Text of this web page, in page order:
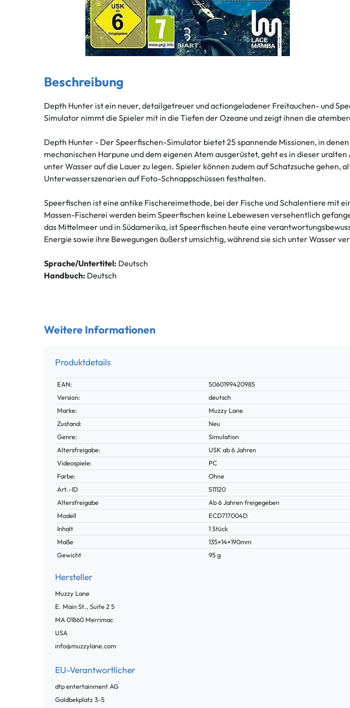
Beschreibung
Depth Hunter ist ein neuer, detailgetreuer und actiongeladener Freitauchen- und
Simulator nimmt die Spieler mit in die Tiefen der Ozeane und zeigt ihnen die
Depth Hunter - Der Speerfischen-Simulator bietet 25 spannende Missionen, in
mechanischen Harpune und dem eigenen Atem ausgerüstet, geht es in dieser
unter Wasser auf die Lauer zu legen. Spieler können zudem auf Schatzsuche
Unterwasserszenarien auf Foto-Schnappschüssen festhalten.
Speerfischen ist eine antike Fischereimethode, bei der Fische und Schalentiere mit
Massen-Fischerei werden beim Speerfischen keine Lebewesen versehentlich
das Mittelmeer und in Südamerika, ist Speerfischen heute eine
Energie sowie ihre Bewegungen äußerst umsichtig, während sie sich unter Wasser
Sprache/Untertitel: Deutsch
Handbuch: Deutsch
Weitere Informationen
Produktdetails
Technisches
Merkmal
Wert
EAN:
5060199420985
Version:
deutsch
Marke:
Muzzy Lane
Zustand:
Neu
Genre:
Simulation
Altersfreigabe:
USK ab 6 Jahren
Videospiele:
PC
Farbe:
Ohne
Technisches
Merkmal
Wert
Art.-ID
511120
Altersfreigabe
Ab 6 Jahren freigegeben
Modell
ECD717004D
Inhalt
1 Stück
Maße
135×14×190mm
Gewicht
95 g
Hersteller
Muzzy Lane
E. Main St., Suite 25
MA 01860 Merrimac
USA
info@muzzylane.com
EU-Verantwortlicher
dtp entertainment AG
Goldbekplatz3-5